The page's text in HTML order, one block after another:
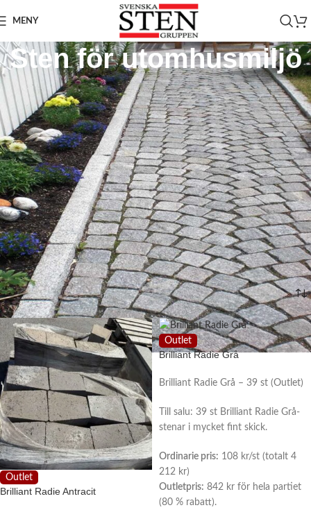
MENY
Sten för utomhusmiljö
En välplanerad utomhusmiljö handlar om mer än estetik. Valet av sten
påverkar hållbarhet, säkerhet, underhåll och hur området fungerar över
tid. Oavsett om du planerar en uteplats, entré, trädgårdsgång eller ett
poolområde är rätt material avgörande för både slutresultat och
livslängd. Hos Svenska Stengruppen hittar du noggrant utvalda
lösningar för nordiskt klimat, frånnaturstenochBricmate Utomhus
till specialanpassadpoolkantsten. Material som kombinerar design,
funktion och långsiktig hållbarhet för både privata och offentliga
projekt.
Läs mer
Hem/ Utomhusmiljö Visar alla 4 resultat
Outlet
Brilliant Radie Antracit
Outlet
Brilliant Radie Grå
Brilliant Radie Grå – 39 st (Outlet)
Till salu: 39 st Brilliant Radie Grå-
stenar i mycket fint skick.
Ordinarie pris: 108 kr/st (totalt 4
212 kr)
Outletpris: 842 kr för hela partiet
(80 % rabatt).